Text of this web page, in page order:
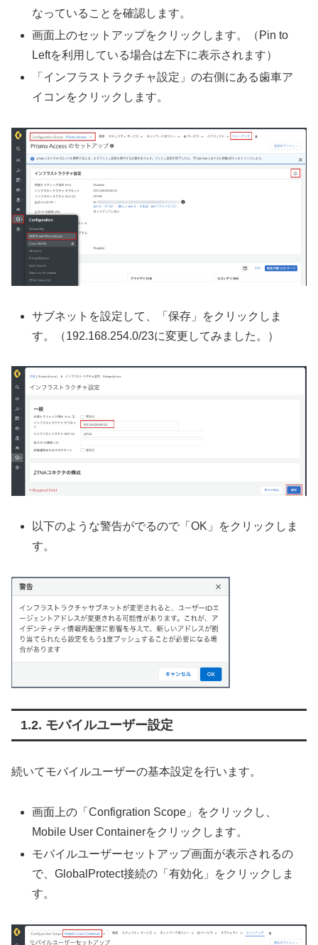
なっていることを確認します。
画面上のセットアップをクリックします。（Pin to
Leftを利用している場合は左下に表示されます）
「インフラストラクチャ設定」の右側にある歯車ア
イコンをクリックします。
サブネットを設定して、「保存」をクリックしま
す。（192.168.254.0/23に変更してみました。）
以下のような警告がでるので「OK」をクリックしま
す。
モバイルユーザー設定
続いてモバイルユーザーの基本設定を行います。
画面上の「Configration Scope」をクリックし、
Mobile User Containerをクリックします。
モバイルユーザーセットアップ画面が表示されるの
で、GlobalProtect接続の「有効化」をクリックしま
す。